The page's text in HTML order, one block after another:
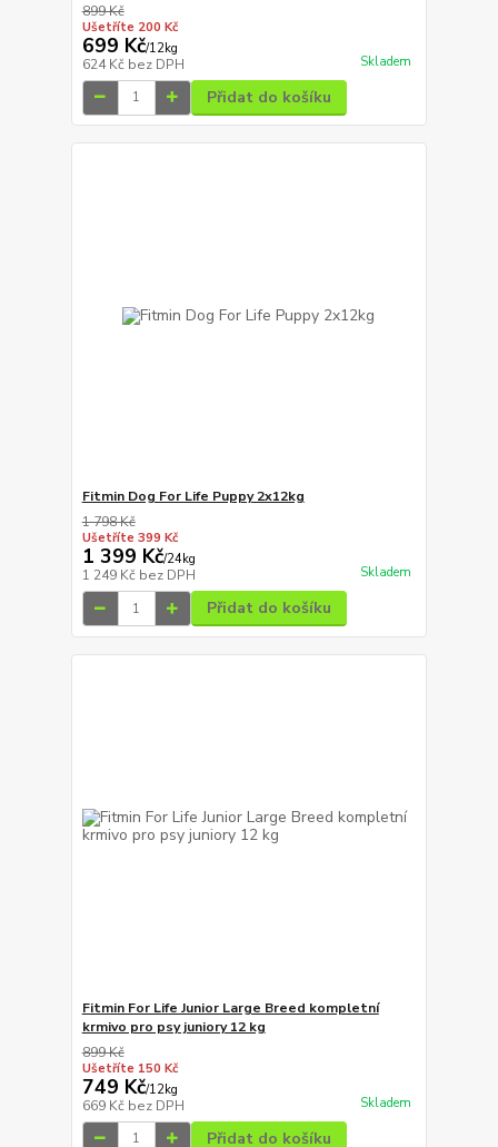
899 Kč
Ušetříte 200 Kč
699 Kč/12kg
624 Kč bez DPH Skladem
Přidat do košíku
Fitmin Dog For Life Puppy 2x12kg
1 798 Kč
Ušetříte 399 Kč
1 399 Kč/24kg
1 249 Kč bez DPH Skladem
Přidat do košíku
Fitmin For Life Junior Large Breed kompletní
krmivo pro psy juniory 12 kg
899 Kč
Ušetříte 150 Kč
749 Kč/12kg
669 Kč bez DPH Skladem
Přidat do košíku